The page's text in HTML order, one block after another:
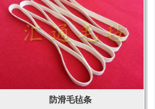
防滑毛毡条